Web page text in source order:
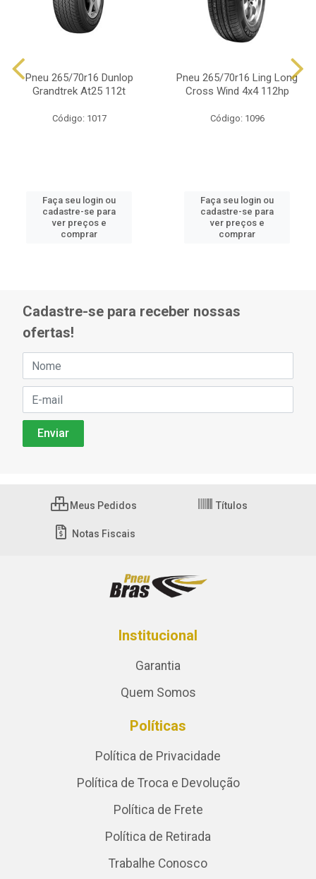
Pneu 265/70r16 Dunlop
Grandtrek At25 112t
Código: 1017
Faça seu login ou
cadastre-se para
ver preços e
comprar
Pneu 265/70r16 Ling Long
Cross Wind 4x4 112hp
Código: 1096
Faça seu login ou
cadastre-se para
ver preços e
comprar
Cadastre-se para receber nossas
ofertas!
Meus Pedidos Títulos
Notas Fiscais
Institucional
Garantia
Quem Somos
Políticas
Política de Privacidade
Política de Troca e Devolução
Política de Frete
Política de Retirada
Trabalhe Conosco